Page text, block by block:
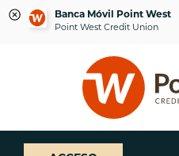
Banca Móvil Point West
Point West Credit Union
sesión
¿Qué
a